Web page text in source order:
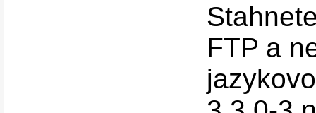
FTP a